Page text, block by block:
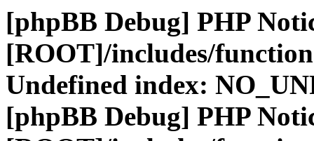
[phpBB Debug] PHP
[ROOT]/includes/
Undefined index:
[phpBB Debug] PHP